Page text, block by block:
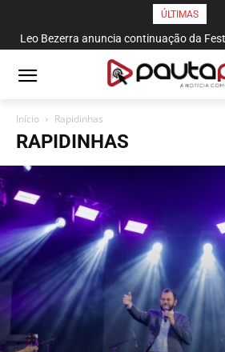
ÚLTIMAS
Leo Bezerra anuncia continuação da
Solon de Lucena até
Início Rapidinhas
RAPIDINHAS